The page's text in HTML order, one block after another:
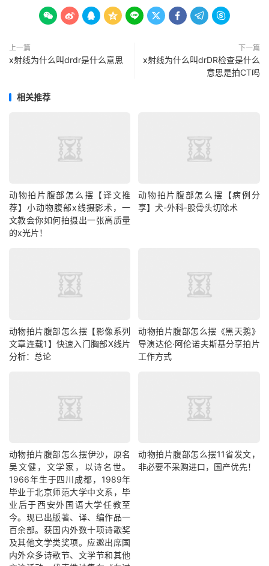
        
上一篇
x射线为什么叫drdr是什么意思
下一篇
x射线为什么叫drDR检查是什么
意思是拍CT吗
相关推荐
动物拍片腹部怎么摆【译文推
荐】小动物腹部x线摄影术，一
文教会你如何拍摄出一张高质量
的x光片！
动物拍片腹部怎么摆【病例分
享】犬-外科-股骨头切除术
动物拍片腹部怎么摆【影像系列
文章连载1】快速入门胸部X线片
分析：总论
动物拍片腹部怎么摆《黑天鹅》
导演达伦·阿伦诺夫斯基分享拍片
工作方式
动物拍片腹部怎么摆​伊沙，原名
吴文健，文学家，以诗名世。
1966年生于四川成都，1989年
毕业于北京师范大学中文系，毕
业后于西安外国语大学任教至
今。现已出版著、译、编作品一
百余部。获国内外数十项诗歌奖
及其他文学类奖项。应邀出席国
内外众多诗歌节、文学节和其他
动物拍片腹部怎么摆11省发文，
非必要不采购进口，国产优先！